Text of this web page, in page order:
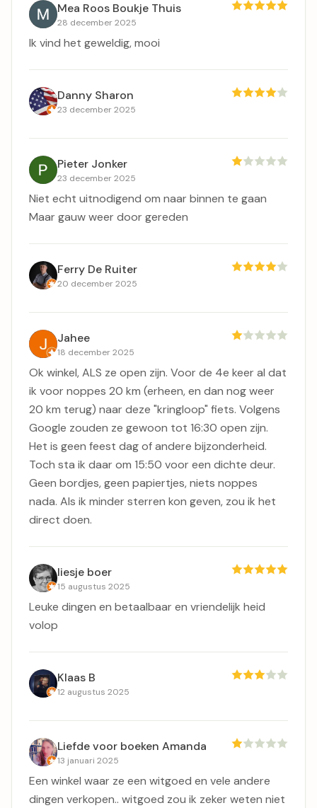
Mea Roos Boukje Thuis
28 december 2025
Ik vind het geweldig, mooi
Danny Sharon
23 december 2025
Pieter Jonker
23 december 2025
Niet echt uitnodigend om naar binnen te gaan
Maar gauw weer door gereden
Ferry De Ruiter
20 december 2025
Jahee
18 december 2025
Ok winkel, ALS ze open zijn. Voor de 4e keer al dat
ik voor noppes 20 km (erheen, en dan nog weer
20 km terug) naar deze "kringloop" fiets. Volgens
Google zouden ze gewoon tot 16:30 open zijn.
Het is geen feest dag of andere bijzonderheid.
Toch sta ik daar om 15:50 voor een dichte deur.
Geen bordjes, geen papiertjes, niets noppes
nada. Als ik minder sterren kon geven, zou ik het
direct doen.
liesje boer
15 augustus 2025
Leuke dingen en betaalbaar en vriendelijk heid
volop
Klaas B
12 augustus 2025
Liefde voor boeken Amanda
13 januari 2025
Een winkel waar ze een witgoed en vele andere
dingen verkopen.. witgoed zou ik zeker weten niet